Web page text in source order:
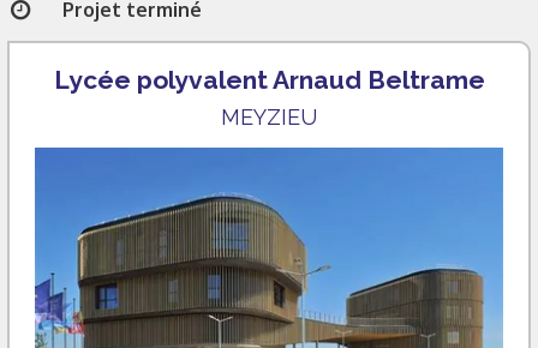
Projet terminé
Lycée polyvalent Arnaud Beltrame
MEYZIEU